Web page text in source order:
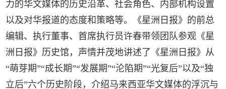
力的华文媒体的历史沿革、社会角色、内部机构设置
以及对华报道的态度和策略等。《星洲日报》的前总
编辑、执行董事、首席执行员许春带领团队参观《星
洲日报》历史馆，声情并茂地讲述了《星洲日报》从
“萌芽期”“成长期”“发展期”“沦陷期”“光复后”以及“独
立后”六个历史阶段，介绍马来西亚华文媒体的浮沉与